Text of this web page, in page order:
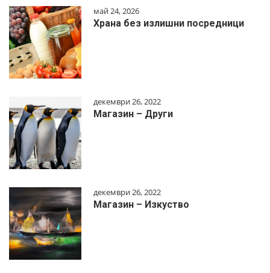
май 24, 2026
Храна без излишни посредници
декември 26, 2022
Магазин – Други
декември 26, 2022
Магазин – Изкуство